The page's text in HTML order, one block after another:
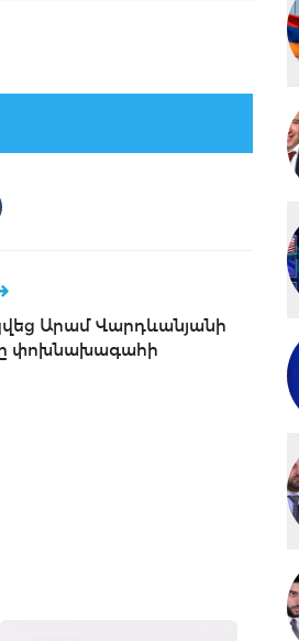
Արամ Վարդևանյանի
փոխնախագահի